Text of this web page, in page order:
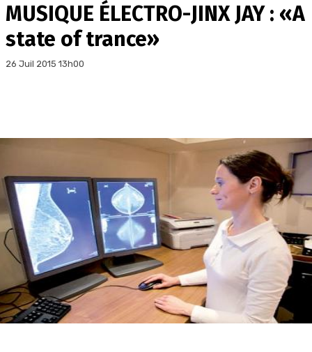
MUSIQUE ÉLECTRO-JINX JAY : «A
state of trance»
26 Juil 2015 13h00